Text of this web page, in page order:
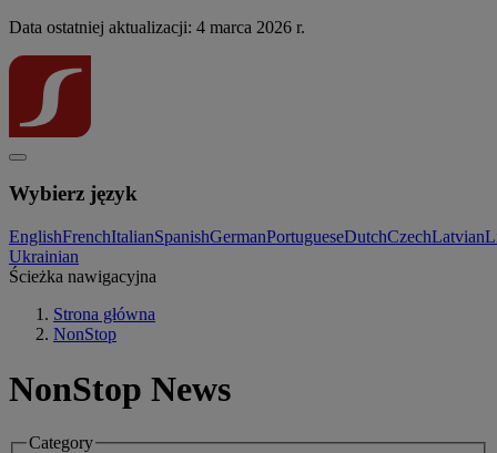
Data ostatniej aktualizacji: 4 marca 2026 r.
Wybierz język
EnglishFrenchItalianSpanishGermanPortugueseDutchCzechLatvian
Ukrainian
Ścieżka nawigacyjna
Strona główna
NonStop
NonStop News
Category